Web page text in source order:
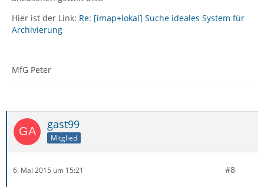
Hier ist der Link: Re: [imap+lokal] Suche ideales System für
Archivierung
MfG Peter
gast99
Mitglied
6. Mai 2015 um 15:21 #8